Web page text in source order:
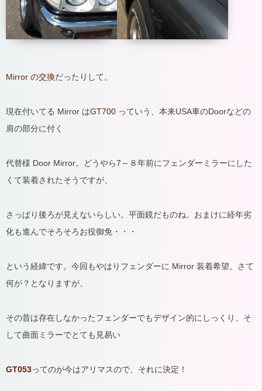
Mirror の交換だったりして。
現在付いてる Mirror はGT700 っていう、本来USA車のDoorなどの
肩の部分に付く
代替様 Door Mirror。どうやら7～８年前にフェンダーミラーにした
くて装着されたそうですが、
さっぱり後ろが見えないらしい。平面鏡だものね。おまけに経年劣
化も進んでそろそろお役御免・・・
という経緯です。今回もやはりフェンダーに Mirror 装着希望。さて
何が？となりますが、
その昔は存在しなかったフェンダーでもデザイン的にしっくり、そ
して曲面ミラーでとても見易い
GT053ってのが今はアリマスので、それに決定！